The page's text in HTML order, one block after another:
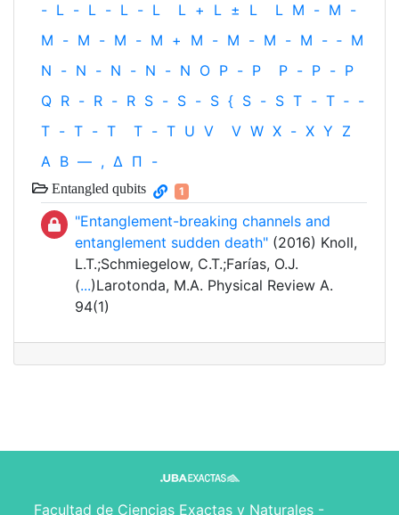
- L - L - L - L L + L ± L L M - M -
M - M - M - M + M - M - M - M - ‐ M
N - N - N - N - N O P - P P - P - P
Q R - R - R S - S - S { S - S T - T ‐ -
T - T - T T - T U V V W X - X Y Z
Α Β — , Δ Π -
Entangled qubits 1
"Entanglement-breaking channels and
entanglement sudden death" (2016) Knoll,
L.T.;Schmiegelow, C.T.;Farías, O.J.
(...)Larotonda, M.A. Physical Review A.
94(1)
Facultad de Ciencias Exactas y Naturales -